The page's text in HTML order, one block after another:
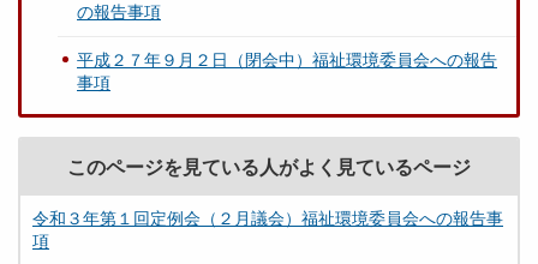
の報告事項
平成２７年９月２日（閉会中）福祉環境委員会への報告
事項
このページを見ている人がよく見ているページ
令和３年第１回定例会（２月議会）福祉環境委員会への報告事
項